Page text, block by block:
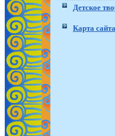
Детское
Карта сайта